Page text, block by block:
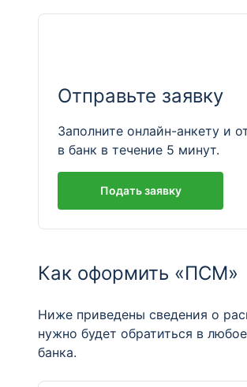
Отправьте заявку
Заполните онлайн-анкету и
в банк в течение 5 минут.
Подать заявку
Как оформить «ПСМ»
Ниже приведены сведения о
нужно будет обратиться в
банка.